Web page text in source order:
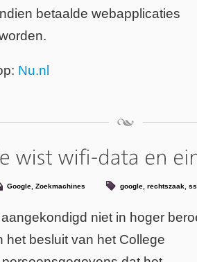
betaalde webapplicaties
Nu.nl
Google, Zoekmachines google, rechtszaak,
niet in hoger
het besluit van het College